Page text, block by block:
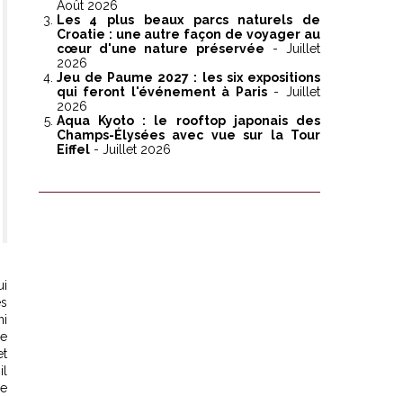
Août 2026
Les 4 plus beaux parcs naturels de
Croatie : une autre façon de voyager au
cœur d'une nature préservée - Juillet
2026
Jeu de Paume 2027 : les six expositions
qui feront l'événement à Paris- Juillet
2026
Aqua Kyoto : le rooftop japonais des
Champs-Élysées avec vue sur la Tour
Eiffel- Juillet 2026